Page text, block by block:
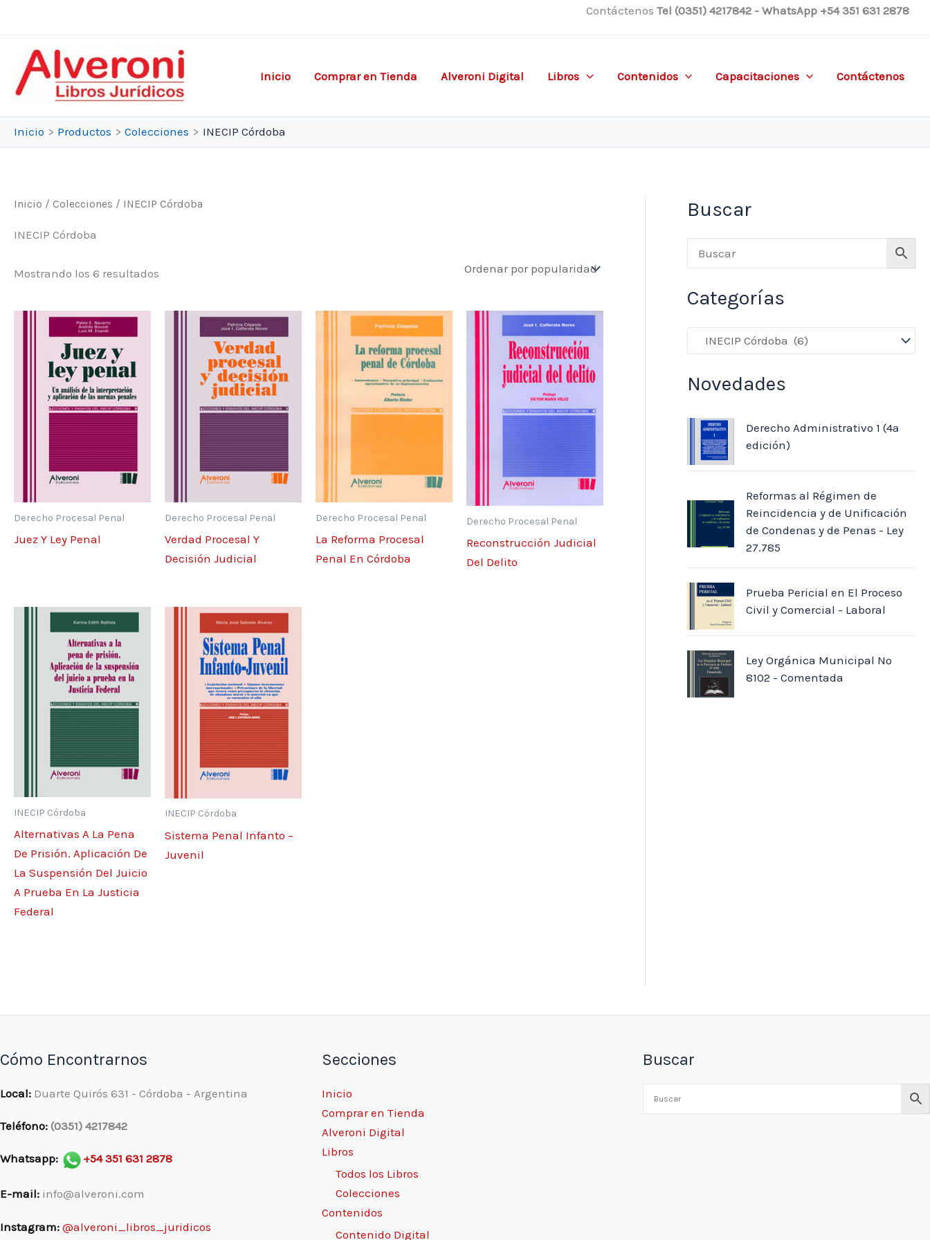
contenido
Contáctenos Tel (0351) 4217842 - WhatsApp +54 351 631 2878
Inicio Comprar en Tienda Alveroni Digital Libros Contenidos Capacitaciones Contáctenos
Inicio Productos Colecciones INECIP Córdoba
Inicio / Colecciones / INECIP Córdoba
INECIP Córdoba
Mostrando los 6 resultados
Derecho Procesal Penal
Juez Y Ley Penal
Derecho Procesal Penal
Verdad Procesal Y
Decisión Judicial
Derecho Procesal Penal
La Reforma Procesal
Penal En Córdoba
Derecho Procesal Penal
Reconstrucción Judicial
Del Delito
INECIP Córdoba
Alternativas A La Pena
De Prisión. Aplicación De
La Suspensión Del Juicio
A Prueba En La Justicia
Federal
INECIP Córdoba
Sistema Penal Infanto –
Juvenil
Buscar
Categorías
Novedades
Derecho Administrativo 1 (4ª
edición)
Reformas al Régimen de
Reincidencia y de Unificación
de Condenas y de Penas - Ley
27.785
Prueba Pericial en El Proceso
Civil y Comercial - Laboral
Ley Orgánica Municipal Nº
8102 - Comentada
Cómo Encontrarnos
Local: Duarte Quirós 631 - Córdoba - Argentina
Teléfono: (0351) 4217842
Whatsapp: +54 351 631 2878
E-mail: info@alveroni.com
Instagram: @alveroni_libros_juridicos
Secciones
Inicio
Comprar en Tienda
Alveroni Digital
Libros
Todos los Libros
Colecciones
Contenidos
Contenido Digital
Buscar